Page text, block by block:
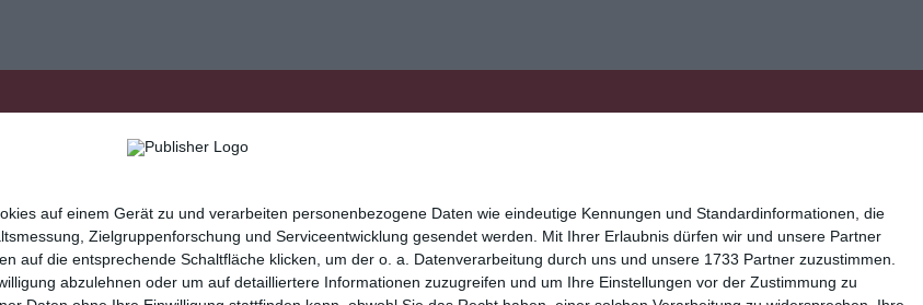
auf einem Gerät zu und verarbeiten personenbezogene Daten wie eindeutige Kennungen und Standardinformationen, die
Zielgruppenforschung und Serviceentwicklung gesendet werden.
Mit Ihrer Erlaubnis dürfen wir und unsere Partner
auf die entsprechende Schaltfläche klicken, um der o. a. Datenverarbeitung durch uns und unsere 1733 Partner zuzustimmen.
abzulehnen oder um auf detailliertere Informationen zuzugreifen und um Ihre Einstellungen vor der Zustimmung zu
Hilfe / FAQ Nutzungsbedingungen Impressum
Kisseo auf Facebook
de voeux tarjetas virtuales cartoline di auguri